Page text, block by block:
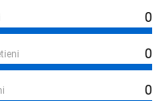
0
0
0